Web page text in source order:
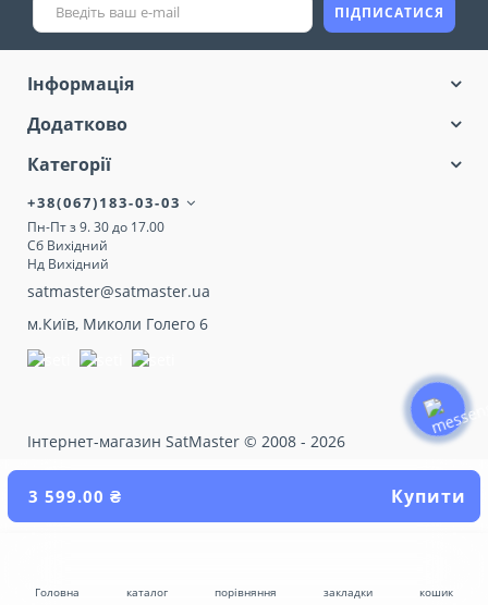
кошик
Головна каталог порівняння закладки
3 599.00 ₴ Купити
ПІДПИСАТИСЯ
Інформація
Додатково
Категорії
+38(067)183-03-03
Пн-Пт з 9. 30 до 17.00
Сб Вихідний
Нд Вихідний
satmaster@satmaster.ua
м.Київ, Миколи Голего 6
Інтернет-магазин SatMaster © 2008 - 2026